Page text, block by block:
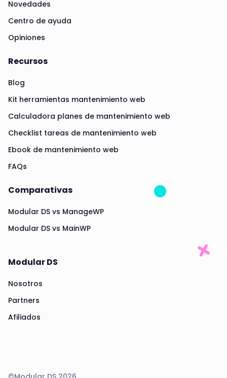
Novedades
Centro de ayuda
Opiniones
Recursos
Blog
Kit herramientas mantenimiento web
Calculadora planes de mantenimiento web
Checklist tareas de mantenimiento web
Ebook de mantenimiento web
FAQs
Comparativas
Modular DS vs ManageWP
Modular DS vs MainWP
Modular DS
Nosotros
Partners
Afiliados